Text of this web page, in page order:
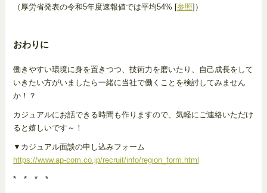
（厚労省発表の令和5年度速報値では平均54% [参照]）
おわりに
働きやすい環境に身を置きつつ、技術力を磨いたり、自己成長をして
いきたい方がいましたら一緒に当社で働くことを検討してみません
か！？
カジュアルにお話できる時間も作りますので、気軽にご連絡いただけ
ると嬉しいです～！
▼カジュアル面談の申し込みフォーム
https://www.ap-com.co.jp/recruit/info/region_form.html
* * * *